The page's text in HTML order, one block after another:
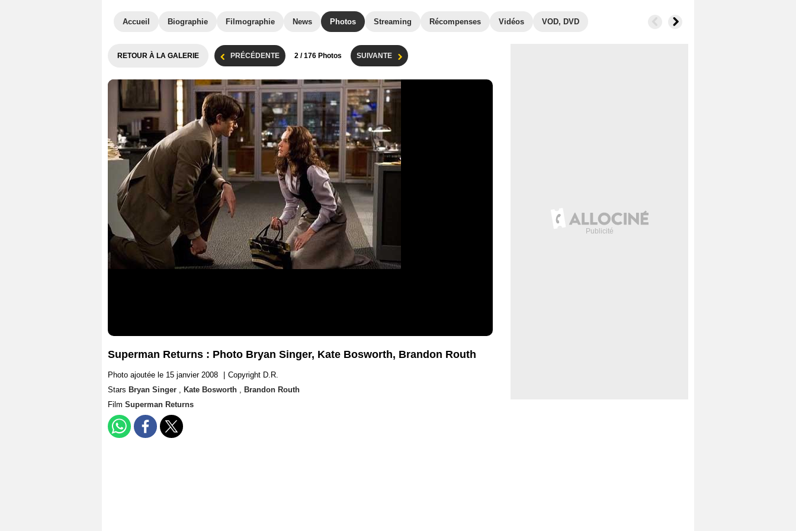
Accueil Biographie Filmographie News Photos Streaming Récompenses Vidéos VOD, DVD
RETOUR À LA GALERIE PRÉCÉDENTE 2 / 176 Photos SUIVANTE
Superman Returns : Photo Bryan Singer, Kate Bosworth, Brandon Routh
Photo ajoutée le 15 janvier 2008
Copyright D.R.
Stars Bryan Singer , Kate Bosworth , Brandon Routh
Film Superman Returns